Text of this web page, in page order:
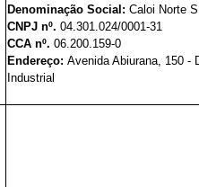
Denominação Social: Caloi Norte
CNPJ nº.04.301.024/0001-31
CCA nº.06.200.159-0
Endereço:Avenida Abiurana, 150 -
Industrial